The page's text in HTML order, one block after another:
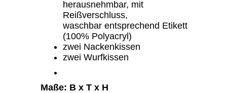
herausnehmbar, mit
Reißverschluss,
waschbar entsprechend Etikett
(100% Polyacryl)
zwei Nackenkissen
zwei Wurfkissen
Maße: B x T x H